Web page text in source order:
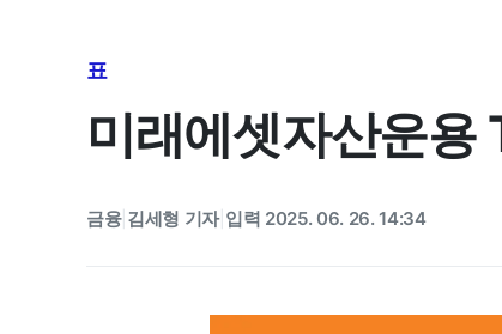
표
미래에셋자산운용
금융| 김세형 기자| 입력 2025. 06. 26. 14:34